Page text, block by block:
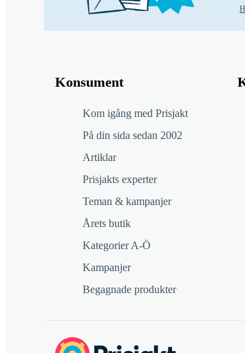
Konsument
Kom igång med Prisjakt
På din sida sedan 2002
Artiklar
Prisjakts experter
Teman & kampanjer
Årets butik
Kategorier A-Ö
Kampanjer
Begagnade produkter